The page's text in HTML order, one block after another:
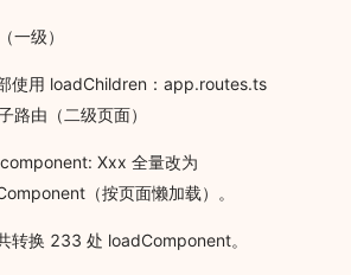
一级）
使用 loadChildren：app.routes.ts
路由（二级页面）
Xxx 全量改为
（按页面懒加载）。
转换 233 处 loadComponent。